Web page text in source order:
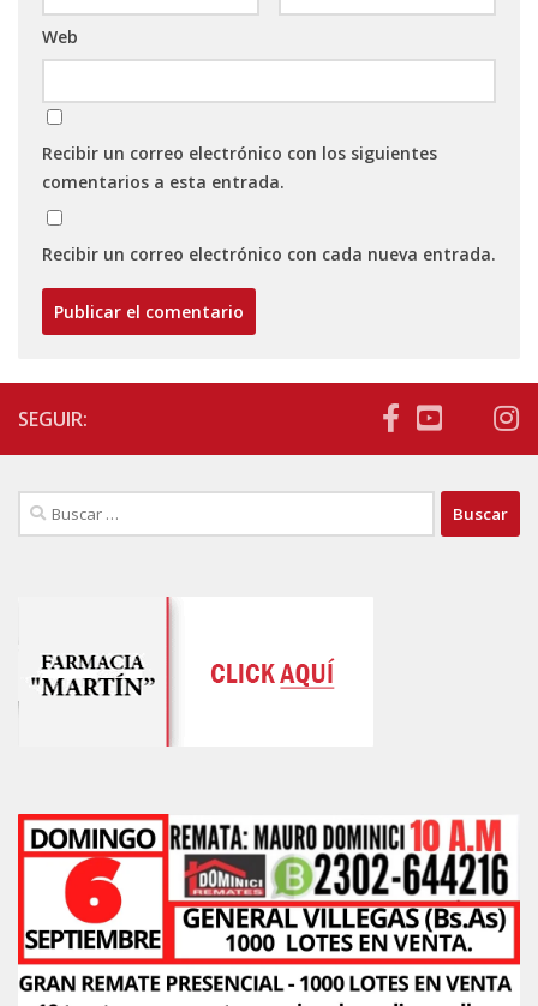
Web
Recibir un correo electrónico con los siguientes
comentarios a esta entrada.
Recibir un correo electrónico con cada nueva entrada.
SEGUIR:
Buscar: